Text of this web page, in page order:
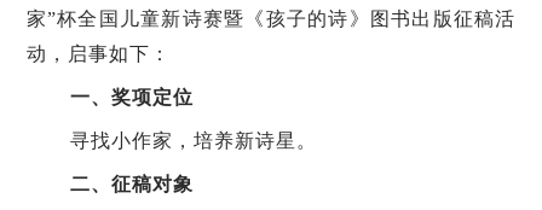
家”杯全国儿童新诗赛暨《孩子的诗》图书出版征稿活
动，启事如下：
一、奖项定位
寻找小作家，培养新诗星。
二、征稿对象